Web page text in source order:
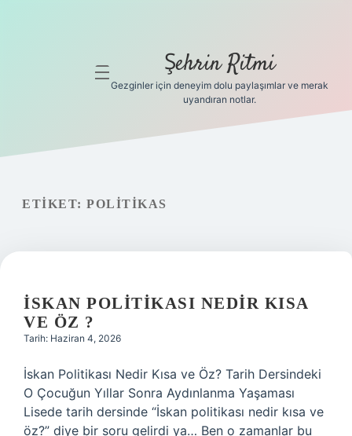
Gizlilik
Yasal Uyarı
Hakkımızda
menüyü
Şehrin Ritmi
Gezginler için deneyim dolu paylaşımlar ve merak
uyandıran notlar.
ETIKET: POLITIKAS
İSKAN POLITIKASI NEDIR KISA
VE ÖZ ?
Tarih: Haziran 4, 2026
İskan Politikası Nedir Kısa ve Öz? Tarih Dersindeki
O Çocuğun Yıllar Sonra Aydınlanma Yaşaması
Lisede tarih dersinde “İskan politikası nedir kısa ve
öz?” diye bir soru gelirdi ya… Ben o zamanlar bu